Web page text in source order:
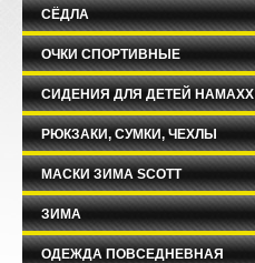
СЁДЛА
ОЧКИ СПОРТИВНЫЕ
СИДЕНИЯ ДЛЯ ДЕТЕЙ HAMAXX
РЮКЗАКИ, СУМКИ, ЧЕХЛЫ
МАСКИ ЗИМА SCOTT
ЗИМА
ОДЕЖДА ПОВСЕДНЕВНАЯ